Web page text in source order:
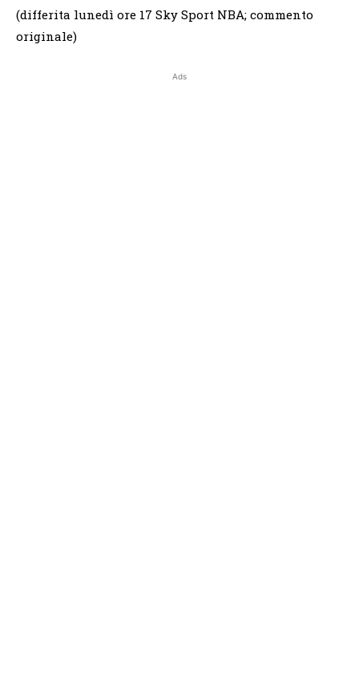
(differita lunedì ore 17 Sky Sport NBA; commento
originale)
Ads